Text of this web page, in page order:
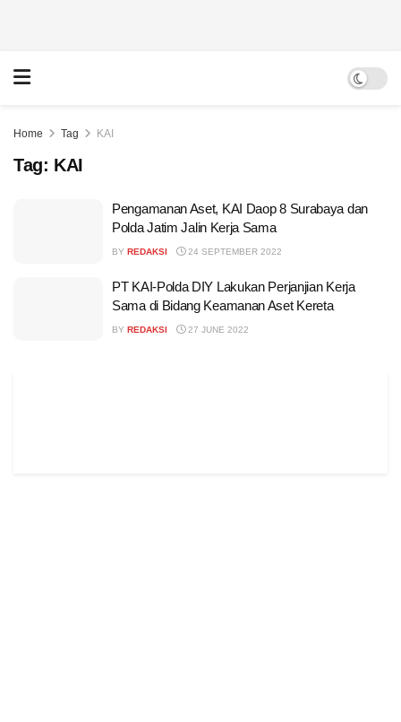
Home Tag KAI
Tag: KAI
Pengamanan Aset, KAI Daop 8 Surabaya dan
Polda Jatim Jalin Kerja Sama
BY REDAKSI 24 SEPTEMBER 2022
PT KAI-Polda DIY Lakukan Perjanjian Kerja
Sama di Bidang Keamanan Aset Kereta
BY REDAKSI 27 JUNE 2022